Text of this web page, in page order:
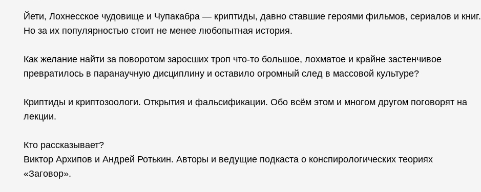
Йети, Лохнесское чудовище и Чупакабра — криптиды, давно ставшие героями фильмов, сериалов и книг.
Но за их популярностью стоит не менее любопытная история.
Как желание найти за поворотом заросших троп что-то большое, лохматое и крайне застенчивое
превратилось в паранаучную дисциплину и оставило огромный след в массовой культуре?
Криптиды и криптозоологи. Открытия и фальсификации. Обо всём этом и многом другом поговорят на
лекции.
Кто рассказывает?
Виктор Архипов и Андрей Ротькин. Авторы и ведущие подкаста о конспирологических теориях
«Заговор».